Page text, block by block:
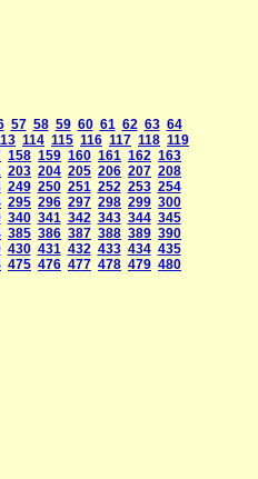
57 58 59 60 61 62 63 64
114 115 116 117 118 119
158 159 160 161 162 163
203 204 205 206 207 208
249 250 251 252 253 254
295 296 297 298 299 300
340 341 342 343 344 345
385 386 387 388 389 390
430 431 432 433 434 435
475 476 477 478 479 480